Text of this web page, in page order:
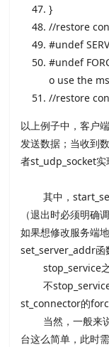
}
//restore
#undef
#undef
o use the
//restore
以上例子中，客户
发送数据；当收到
者st_udp_socket实
其中，
（退出时必须明确
如果想修改服务端
set_server_addr函
stop_service之
不stop_service
st_connector的
当然，一般来说
台这么简单，此时